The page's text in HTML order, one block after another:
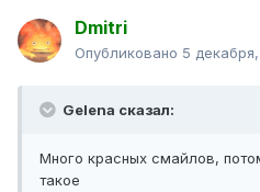
Dmitri
Опубликовано 5
Gelena сказал:
Много красных смайлов,
такое